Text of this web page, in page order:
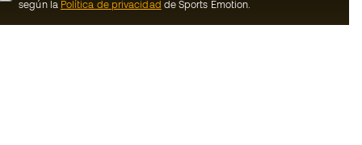
según la Política de privacidad de Sports Emotion.